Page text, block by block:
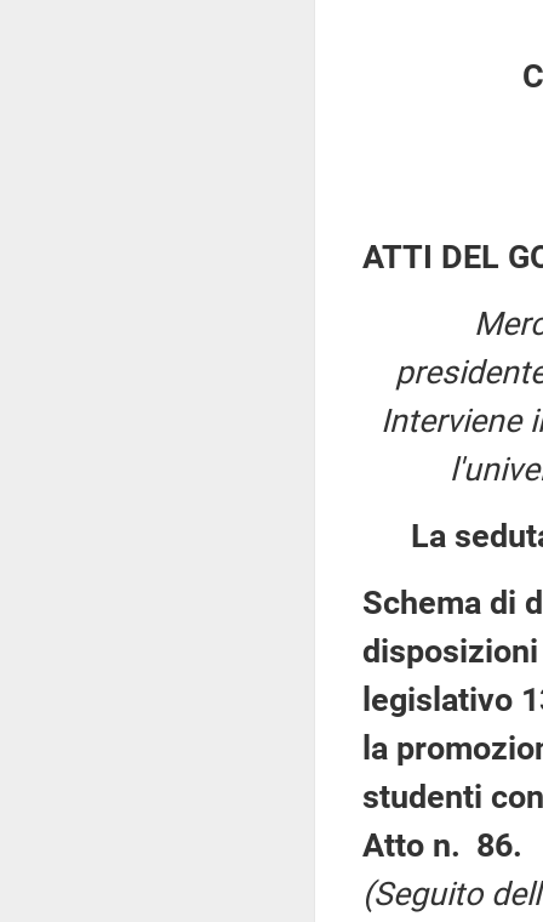
ATTI DEL
Interviene
La
Schema di
legislativo
la
studenti
Atto n. 86.
(Seguito